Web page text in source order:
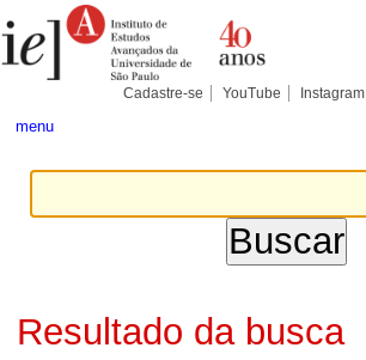
para
conteúdo.
Pessoais
Cadastre-se YouTube Instagram
menu
Resultado da busca